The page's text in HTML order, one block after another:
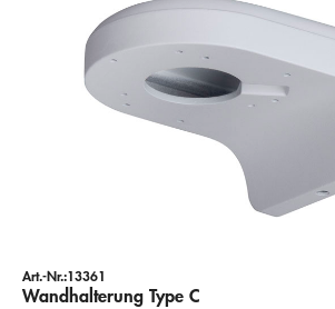
Art.-Nr.:13361
Wandhalterung Type C